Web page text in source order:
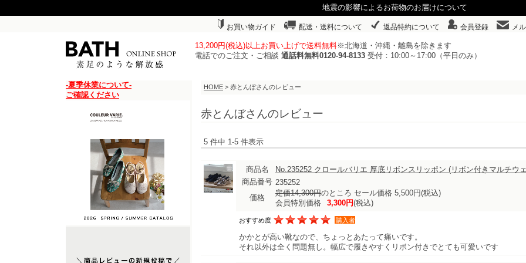
地震の影響によるお荷物のお届けについて
お買い物ガイド 配送・送料について 返品特約について 会員登録 メ
13,200円(税込)以上お買い上げで送料無料※北海道・沖縄・離島を除きます
電話でのご注文・ご相談 通話料無料0120-94-8133 受付：10:00～17:00（平日のみ）
-夏季休業について-
ご確認ください
HOME > 赤とんぼさんのレビュー
赤とんぼさんのレビュー
5 件中 1-5 件表示
商品名
No.235252 クロールバリエ 厚底リボンスリッポン (リボン付きマルチ
商品番号 235252
価格
定価14,300円のところ セール価格 5,500円(税込)
会員特別価格
3,300円(税込)
おすすめ度 購入者
かかとが高い靴なので、ちょっとあたって痛いです。
それ以外は全く問題無し。幅広で履きやすくリボン付きでとても可愛いです